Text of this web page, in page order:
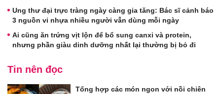
Ung thư đại trực tràng ngày càng gia tăng: Bác sĩ cảnh báo
3 nguồn vi nhựa nhiều người vẫn dùng mỗi ngày
Ai cũng ăn trứng vịt lộn để bổ sung canxi và protein,
nhưng phần giàu dinh dưỡng nhất lại thường bị bỏ đi
Tin nên đọc
Tổng hợp các món ngon với nồi chiên